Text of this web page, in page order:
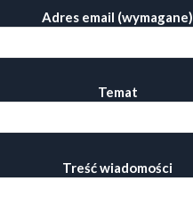
Adres email (wymagane)
Temat
Treść wiadomości